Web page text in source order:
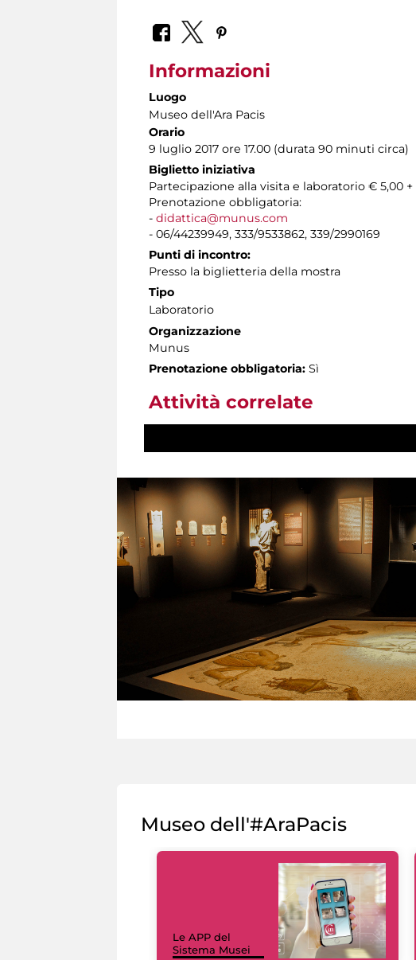
Informazioni
Luogo
Museo dell'Ara Pacis
Orario
9 luglio 2017 ore 17.00 (durata 90 minuti circa)
Biglietto iniziativa
Partecipazione alla visita e laboratorio € 5,00 +
Prenotazione obbligatoria:
- didattica@munus.com
- 06/44239949, 333/9533862, 339/2990169
Punti di incontro:
Presso la biglietteria della mostra
Tipo
Laboratorio
Organizzazione
Munus
Prenotazione obbligatoria: Sì
Attività correlate
Museo dell'#AraPacis
Le APP del
Sistema Musei